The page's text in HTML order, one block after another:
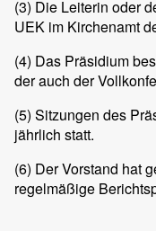
(3) Die Leiterin oder
UEK im Kirchenamt
(4) Das Präsidium
der auch der
(5) Sitzungen des
jährlich statt.
(6) Der Vorstand hat
regelmäßige